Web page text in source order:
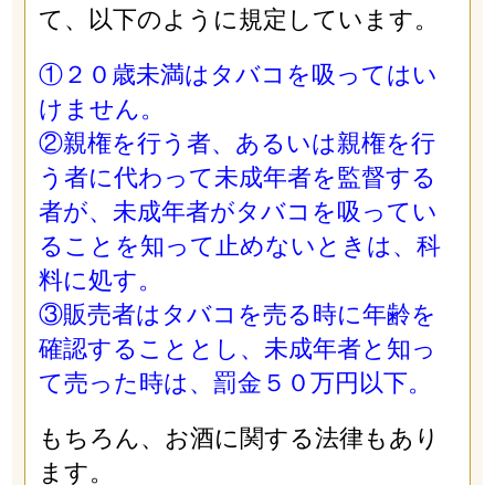
て、以下のように規定しています。
①２０歳未満はタバコを吸ってはい
けません。
②親権を行う者、あるいは親権を行
う者に代わって未成年者を監督する
者が、未成年者がタバコを吸ってい
ることを知って止めないときは、科
料に処す。
③販売者はタバコを売る時に年齢を
確認することとし、未成年者と知っ
て売った時は、罰金５０万円以下。
もちろん、お酒に関する法律もあり
ます。